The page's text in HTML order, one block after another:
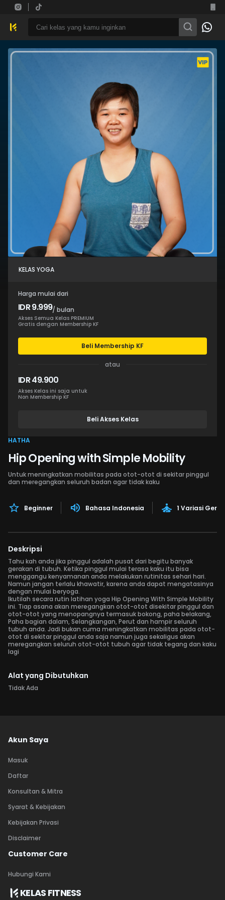
KELAS YOGA
Harga mulai dari
IDR 9.999/ bulan
Akses Semua Kelas PREMIUM
Gratis dengan Membership KF
Beli Membership KF
atau
IDR 49.900
Akses Kelas ini saja untuk
Non Membership KF
Beli Akses Kelas
HATHA
Hip Opening with Simple Mobility
Untuk meningkatkan mobilitas pada otot-otot di sekitar pinggul
dan meregangkan seluruh badan agar tidak kaku
Beginner Bahasa Indonesia 1 Variasi
Deskripsi
Tahu kah anda jika pinggul adalah pusat dari begitu banyak
gerakan di tubuh. Ketika pinggul mulai terasa kaku itu bisa
menggangu kenyamanan anda melakukan rutinitas sehari hari.
Namun jangan terlalu khawatir, karena anda dapat mengatasinya
dengan mulai beryoga.
Ikutilah secara rutin latihan yoga Hip Opening With Simple Mobility
ini. Tiap asana akan meregangkan otot-otot disekitar pinggul dan
otot-otot yang menopangnya termasuk bokong, paha belakang,
Paha bagian dalam, Selangkangan, Perut dan hampir seluruh
tubuh anda. Jadi bukan cuma meningkatkan mobilitas pada otot-
otot di sekitar pinggul anda saja namun juga sekaligus akan
meregangkan seluruh otot-otot tubuh agar tidak tegang dan kaku
lagi
Alat yang Dibutuhkan
Tidak Ada
Akun Saya
Masuk
Daftar
Konsultan & Mitra
Syarat & Kebijakan
Kebijakan Privasi
Disclaimer
Customer Care
Hubungi Kami
KELAS FITNESS